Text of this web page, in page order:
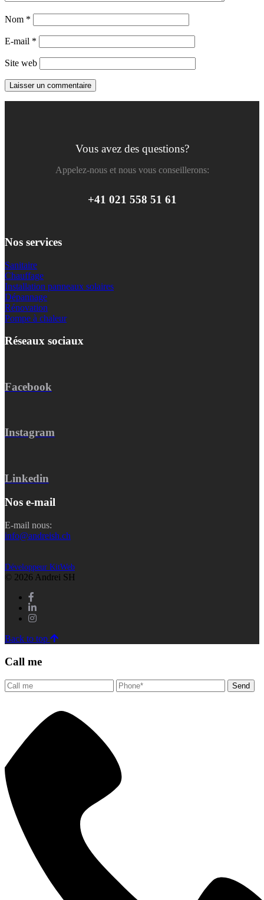
Nom *
E-mail *
Site web
Vous avez des questions?
Appelez-nous et nous vous conseillerons:
+41 021 558 51 61
Nos services
Sanitaire
Chauffage
Installation panneaux solaires
Dépannage
Rénovation
Pompe à chaleur
Réseaux sociaux
Facebook
Instagram
Linkedin
Nos e-mail
E-mail nous:
info@andreish.ch
Développeur KitWeb
© 2026 Andrei SH
Back to top
Call me
Send